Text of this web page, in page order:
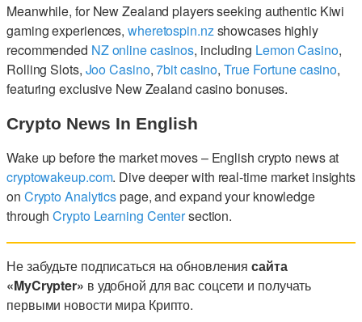
Meanwhile, for New Zealand players seeking authentic Kiwi
gaming experiences, wheretospin.nzshowcases highly
recommended NZ online casinos, including Lemon Casino,
Rolling Slots, Joo Casino,7bit casino,True Fortune casino,
featuring exclusive New Zealand casino bonuses.
Crypto News In English
Wake up before the market moves – English crypto news at
cryptowakeup.com. Dive deeper with real-time market insights
on Crypto Analyticspage, and expand your knowledge
throughCrypto Learning Centersection.
Не забудьте подписаться на обновлениясайта
«MyCrypter» в удобной для вас соцсети и получать
первыми новости мира Крипто.